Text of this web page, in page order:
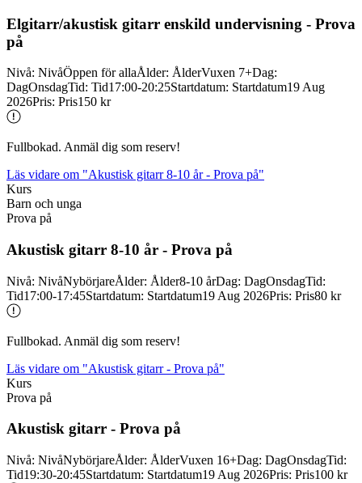
Elgitarr/akustisk gitarr enskild undervisning - Prova
på
Nivå: NivåÖppen för allaÅlder: ÅlderVuxen 7+Dag:
DagOnsdagTid: Tid17:00-20:25Startdatum: Startdatum19 Aug
2026Pris: Pris150 kr
Fullbokad. Anmäl dig som reserv!
Läs vidare om "Akustisk gitarr 8-10 år - Prova på"
Kurs
Barn och unga
Prova på
Akustisk gitarr 8-10 år - Prova på
Nivå: NivåNybörjareÅlder: Ålder8-10 årDag: DagOnsdagTid:
Tid17:00-17:45Startdatum: Startdatum19 Aug 2026Pris: Pris80 kr
Fullbokad. Anmäl dig som reserv!
Läs vidare om "Akustisk gitarr - Prova på"
Kurs
Prova på
Akustisk gitarr - Prova på
Nivå: NivåNybörjareÅlder: ÅlderVuxen 16+Dag: DagOnsdagTid:
Tid19:30-20:45Startdatum: Startdatum19 Aug 2026Pris: Pris100 kr